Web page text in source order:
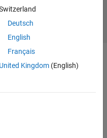
Deutsch
English
Français
United Kingdom(English)